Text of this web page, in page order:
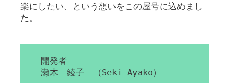
楽にしたい、という想いをこの屋号に込めまし
た。
開発者
瀬木 綾子 （Seki Ayako）